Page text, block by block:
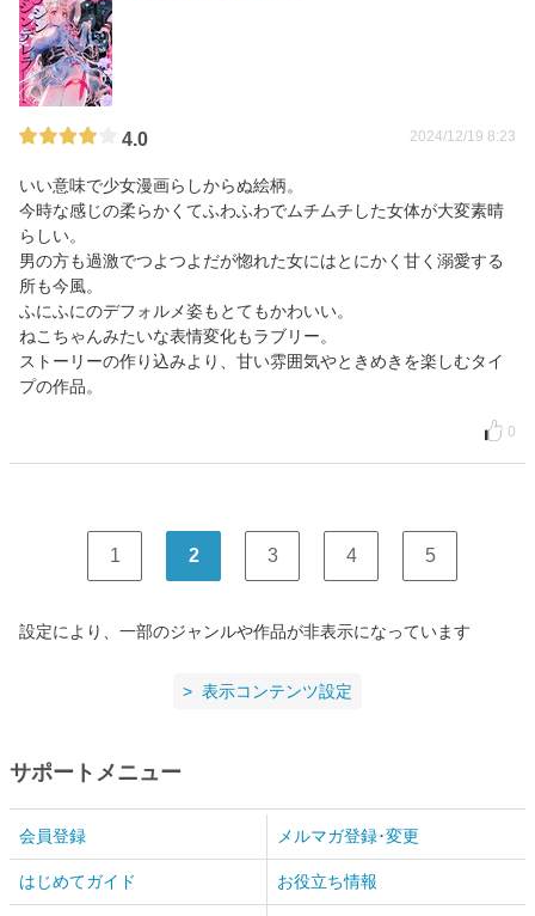
4.0 2024/12/19 8:23
いい意味で少女漫画らしからぬ絵柄。
今時な感じの柔らかくてふわふわでムチムチした女体が大変素晴
らしい。
男の方も過激でつよつよだが惚れた女にはとにかく甘く溺愛する
所も今風。
ふにふにのデフォルメ姿もとてもかわいい。
ねこちゃんみたいな表情変化もラブリー。
ストーリーの作り込みより、甘い雰囲気やときめきを楽しむタイ
プの作品。
0
1 2 3 4 5
設定により、一部のジャンルや作品が非表示になっています
表示コンテンツ設定
サポートメニュー
会員登録 メルマガ登録･変更
はじめてガイド お役立ち情報